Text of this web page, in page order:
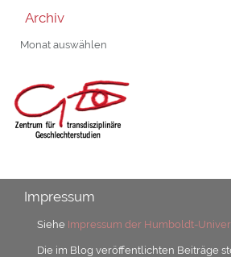
Archiv
Archiv
Impressum
Siehe Impressum der Humboldt-
Die im Blog veröffentlichten Beiträge